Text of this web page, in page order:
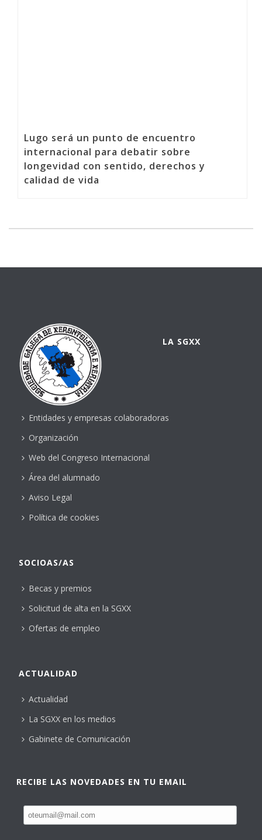
Lugo será un punto de encuentro
internacional para debatir sobre
longevidad con sentido, derechos y
calidad de vida
LA SGXX
Entidades y empresas colaboradoras
Organización
Web del Congreso Internacional
Área del alumnado
Aviso Legal
Política de cookies
SOCIOAS/AS
Becas y premios
Solicitud de alta en la SGXX
Ofertas de empleo
ACTUALIDAD
Actualidad
La SGXX en los medios
Gabinete de Comunicación
RECIBE LAS NOVEDADES EN TU EMAIL